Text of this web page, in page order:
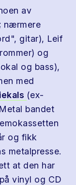
av
nærmere
gitar), Leif
og
og bass),
med
(ex-
bandet
og fikk
metalpresse.
at den har
vinyl og CD